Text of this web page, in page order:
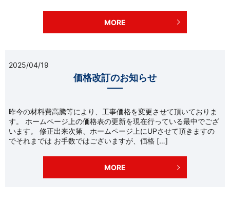
MORE
2025/04/19
価格改訂のお知らせ
昨今の材料費高騰等により、工事価格を変更させて頂いておりま
す。 ホームページ上の価格表の更新を現在行っている最中でござ
います。 修正出来次第、ホームページ上にUPさせて頂きますの
でそれまでは お手数ではございますが、価格 […]
MORE